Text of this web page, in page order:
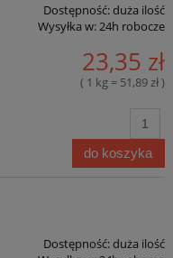
Dostępność:duża ilość
Wysyłka w:24h robocze
23,35 zł
( 1 kg = 51,89 zł )
do koszyka
Dostępność:duża ilość